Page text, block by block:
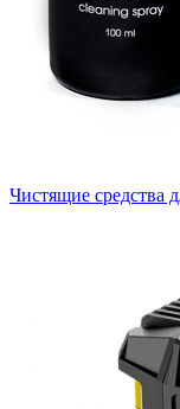
Чистящие средства